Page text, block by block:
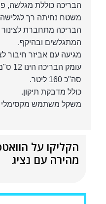
הבריכה כוללת מגלשה,
משטח נחיתה רך
הבריכה מתחברת לצינור
המתגלשים ובהיקף.
מגיעה עם אביזר חיבור
עומק הבריכה הינו 12 ס"מ.
סה"כ 160 ליטר.
כולל מדבקת תיקון.
משקל משתמש מקסימלי 54 ק"ג.
הקליקו על
מהירה עם נציג